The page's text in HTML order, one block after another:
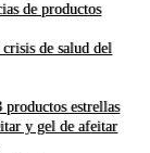
de productos
de salud del
productos estrellas
y gel de afeitar